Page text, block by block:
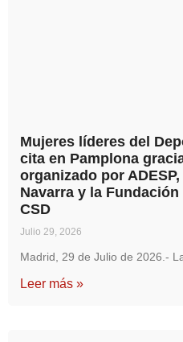
Mujeres líderes del
cita en Pamplona
organizado por
Navarra y la
CSD
Julio 29, 2026
Madrid, 29 de Julio de 2026.-
Leer más »